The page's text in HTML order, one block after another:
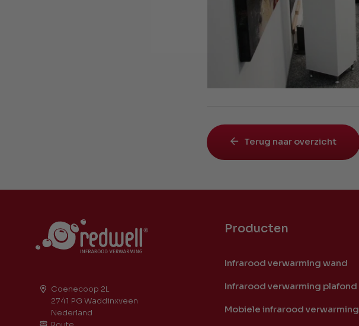
Terug naar overzicht
Coenecoop 2L
2741 PG Waddinxveen
Nederland
Producten
Infrarood verwarming wand
Infrarood verwarming plafond
Mobiele infrarood verwarming